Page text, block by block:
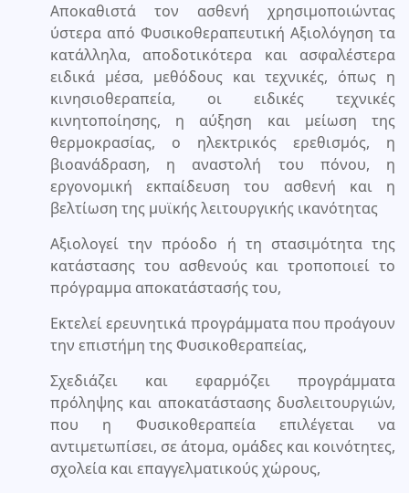
Αποκαθιστά τον ασθενή χρησιμοποιώντας
ύστερα από Φυσικοθεραπευτική Αξιολόγηση τα
κατάλληλα, αποδοτικότερα και ασφαλέστερα
ειδικά μέσα, μεθόδους και τεχνικές, όπως η
κινησιοθεραπεία, οι ειδικές τεχνικές
κινητοποίησης, η αύξηση και μείωση της
θερμοκρασίας, ο ηλεκτρικός ερεθισμός, η
βιοανάδραση, η αναστολή του πόνου, η
εργονομική εκπαίδευση του ασθενή και η
βελτίωση της μυϊκής λειτουργικής ικανότητας
Αξιολογεί την πρόοδο ή τη στασιμότητα της
κατάστασης του ασθενούς και τροποποιεί το
πρόγραμμα αποκατάστασής του,
Εκτελεί ερευνητικά προγράμματα που προάγουν
την επιστήμη της Φυσικοθεραπείας,
Σχεδιάζει και εφαρμόζει προγράμματα
πρόληψης και αποκατάστασης δυσλειτουργιών,
που η Φυσικοθεραπεία επιλέγεται να
αντιμετωπίσει, σε άτομα, ομάδες και κοινότητες,
σχολεία και επαγγελματικούς χώρους,